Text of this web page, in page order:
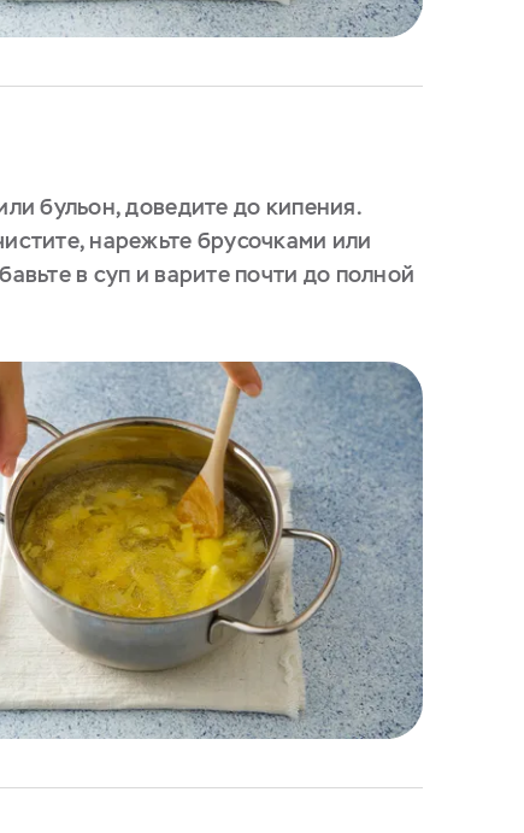
бульон, доведите до кипения.
нарежьте брусочками или
в суп и варите почти до полной